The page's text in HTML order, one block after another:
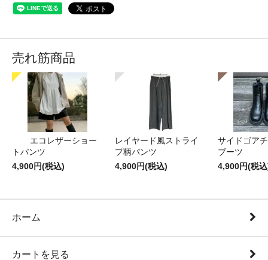
売れ筋商品
エコレザーショー
トパンツ
4,900円(税込)
レイヤード風ストライ
プ柄パンツ
4,900円(税込)
サイドゴア
ブーツ
4,900円(税
ホーム
カートを見る